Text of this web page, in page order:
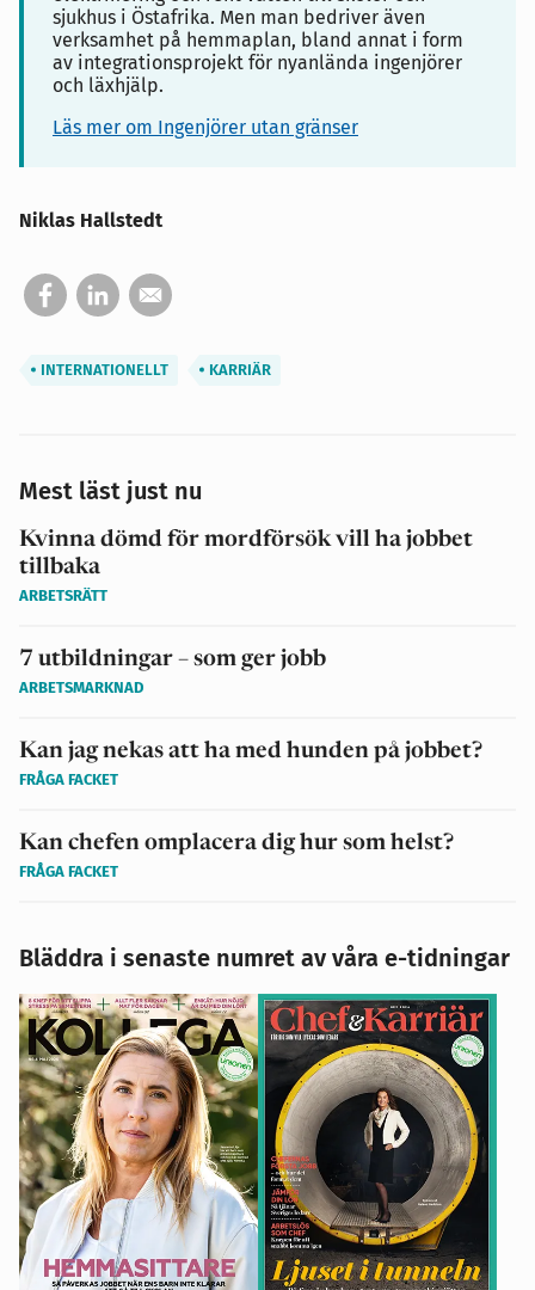
sjukhus i Östafrika. Men man bedriver även
verksamhet på hemmaplan, bland annat i form
av integrationsprojekt för nyanlända ingenjörer
och läxhjälp.
Läs mer om Ingenjörer utan gränser
Niklas Hallstedt
INTERNATIONELLT KARRIÄR
Mest läst just nu
Kvinna dömd för mordförsök vill ha jobbet
tillbaka
ARBETSRÄTT
7 utbildningar – som ger jobb
ARBETSMARKNAD
Kan jag nekas att ha med hunden på jobbet?
FRÅGA FACKET
Kan chefen omplacera dig hur som helst?
FRÅGA FACKET
Bläddra i senaste numret av våra e-tidningar